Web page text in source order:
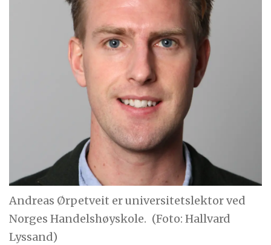
Andreas Ørpetveit er universitetslektor ved
Norges Handelshøyskole. (Foto: Hallvard
Lyssand)